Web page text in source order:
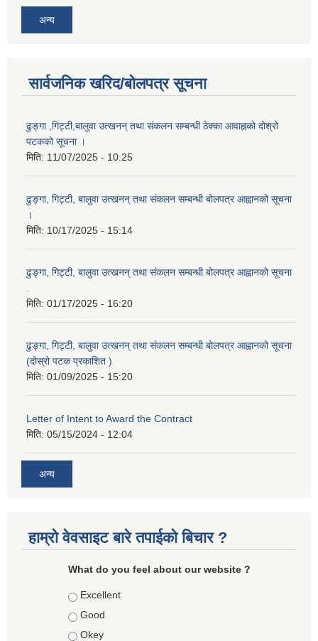
अन्य
सार्वजनिक खरिद/बोलपत्र सूचना
ढुङ्गा ,गिट्टी,बालुवा उत्खनन् तथा संकलन सम्बन्धी ठेक्का आवाह्नको दोश्रो
पटकको सूचना ।
मिति: 11/07/2025 - 10:25
ढुङ्गा, गिट्टी, बालुवा उत्खनन् तथा संकलन सम्बन्धी बोलपत्र आह्वानको सूचना
।
मिति: 10/17/2025 - 15:14
ढुङ्गा, गिट्टी, बालुवा उत्खनन् तथा संकलन सम्बन्धी बोलपत्र आह्वानको सूचना
मिति: 01/17/2025 - 16:20
ढुङ्गा, गिट्टी, बालुवा उत्खनन् तथा संकलन सम्बन्धी बोलपत्र आह्वानको सूचना
(दोस्रो पटक प्रकाशित )
मिति: 01/09/2025 - 15:20
Letter of Intent to Award the Contract
मिति: 05/15/2024 - 12:04
अन्य
हाम्रो वेवसाइट बारे तपाईको बिचार ?
What do you feel about our website ?
Choices
Excellent
Good
Okey